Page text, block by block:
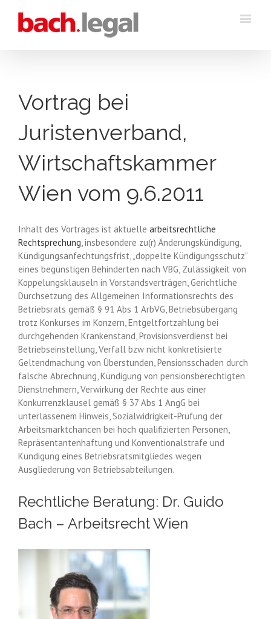
Vortrag bei
Juristenverband,
Wirtschaftskammer
Wien vom 9.6.2011
Inhalt des Vortrages ist aktuelle arbeitsrechtliche
Rechtsprechung, insbesondere zu(r) Änderungskündigung,
Kündigungsanfechtungsfrist, „doppelte Kündigungsschutz“
eines begünstigen Behinderten nach VBG, Zulässigkeit von
Koppelungsklauseln in Vorstandsverträgen, Gerichtliche
Durchsetzung des Allgemeinen Informationsrechts des
Betriebsrats gemäß § 91 Abs 1 ArbVG, Betriebsübergang
trotz Konkurses im Konzern, Entgeltfortzahlung bei
durchgehenden Krankenstand, Provisionsverdienst bei
Betriebseinstellung, Verfall bzw nicht konkretisierte
Geltendmachung von Überstunden, Pensionsschaden durch
falsche Abrechnung, Kündigung von pensionsberechtigten
Dienstnehmern, Verwirkung der Rechte aus einer
Konkurrenzklausel gemäß § 37 Abs 1 AngG bei
unterlassenem Hinweis, Sozialwidrigkeit-Prüfung der
Arbeitsmarktchancen bei hoch qualifizierten Personen,
Repräsentantenhaftung und Konventionalstrafe und
Kündigung eines Betriebsratsmitgliedes wegen
Ausgliederung von Betriebsabteilungen.
Rechtliche Beratung: Dr. Guido
Bach – Arbeitsrecht Wien